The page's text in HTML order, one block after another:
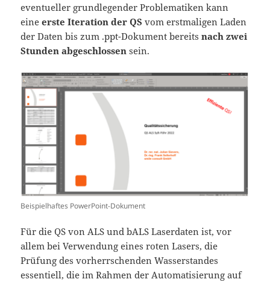
eventueller grundlegender Problematiken kann
eineerste Iteration der QS vom erstmaligen Laden
der Daten bis zum .ppt-Dokument bereitsnach zwei
Stunden abgeschlossen sein.
Beispielhaftes PowerPoint-Dokument
Für die QS von ALS und bALS Laserdaten ist, vor
allem bei Verwendung eines roten Lasers, die
Prüfung des vorherrschenden Wasserstandes
essentiell, die im Rahmen der Automatisierung auf